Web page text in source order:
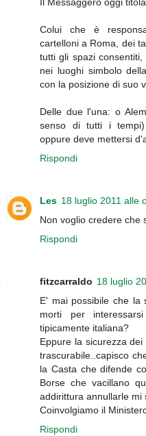
Colui che è
cartelloni a Roma, dei
tutti gli spazi
nei luoghi simbolo
con la posizione di suo
Delle due l'una: o
senso di tutti i tempi)
oppure deve mettersi
Rispondi
Les 18 luglio 2011 alle
Non voglio credere che
Rispondi
fitzcarraldo 18 luglio
E' mai possibile che la
morti per
tipicamente italiana?
Eppure la sicurezza
trascurabile..capisco
la Casta che difende
Borse che vacillano
addirittura annullarle mi
Coinvolgiamo il
Rispondi